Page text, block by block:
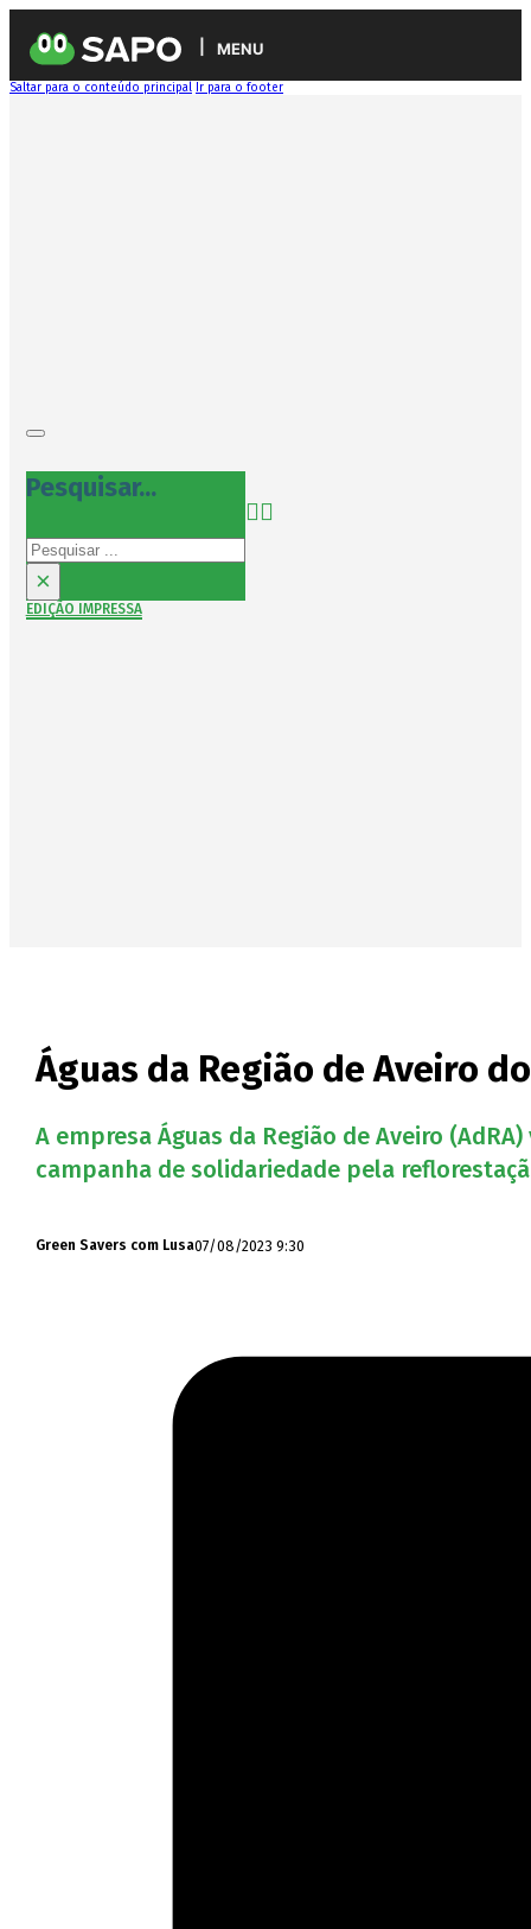
MENU
Saltar para o conteúdo principal Ir para o footer
Pesquisar...
Pesquisar
×
EDIÇÃO IMPRESSA
Águas da Região de Aveiro
A empresa Águas da Região de Aveiro
campanha de solidariedade pela
Green Savers com Lusa07/08/2023 9:30